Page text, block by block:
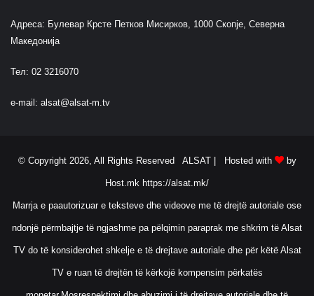
Адреса: Булевар Крсте Петков Мисирков, 1000 Скопје, Северна
Македонија
Тел: 02 3216070
e-mail: alsat@alsat-m.tv
© Copyright 2026, All Rights Reserved ALSAT | Hosted with by
Host.mk https://alsat.mk/
Marrja e paautorizuar e teksteve dhe videove me të drejtë autoriale ose
ndonjë përmbajtje të ngjashme pa pëlqimin paraprak me shkrim të Alsat
TV do të konsiderohet shkelje e të drejtave autoriale dhe për këtë Alsat
TV e ruan të drejtën të kërkojë kompensim përkatës